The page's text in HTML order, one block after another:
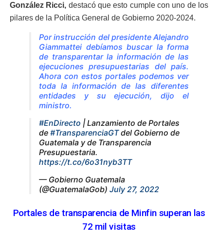
González Ricci, destacó que esto cumple con uno de los
pilares de la Política General de Gobierno 2020-2024.
Por instrucción del presidente Alejandro
Giammattei debíamos buscar la forma
de transparentar la información de las
ejecuciones presupuestarias del país.
Ahora con estos portales podemos ver
toda la información de las diferentes
entidades y su ejecución, dijo el
ministro.
#EnDirecto | Lanzamiento de Portales
de #TransparenciaGTdel Gobierno de
Guatemala y de Transparencia
Presupuestaria.
https://t.co/6o31nyb3TT
— Gobierno Guatemala
(@GuatemalaGob) July 27, 2022
Portales de transparencia de Minfin superan las
72 mil visitas